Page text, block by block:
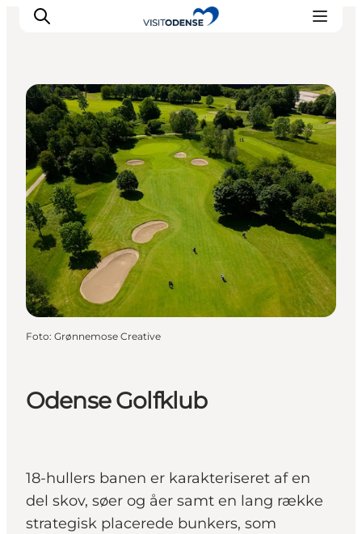
Oplev Odense
Det sker i Odense
Planlæg din tur
Inspiration
Odense Golfklub
18-hullers banen er karakteriseret af en
del skov, søer og åer samt en lang række
strategisk placerede bunkers, som
Golfbaner
Foto: Grønnemose Creative